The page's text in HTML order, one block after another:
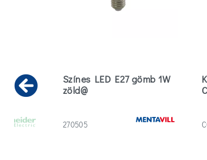
Previous
Színes LED E27 gömb 1W
zöld@
270505